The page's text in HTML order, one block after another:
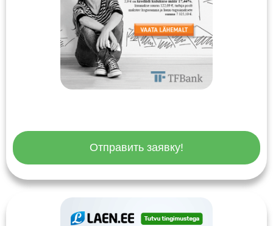
Отправить заявку!